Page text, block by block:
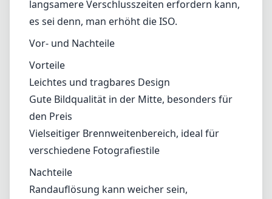
langsamere Verschlusszeiten erfordern kann,
es sei denn, man erhöht die ISO.
Vor- und Nachteile
Vorteile
Leichtes und tragbares Design
Gute Bildqualität in der Mitte, besonders für
den Preis
Vielseitiger Brennweitenbereich, ideal für
verschiedene Fotografiestile
Nachteile
Randauflösung kann weicher sein,